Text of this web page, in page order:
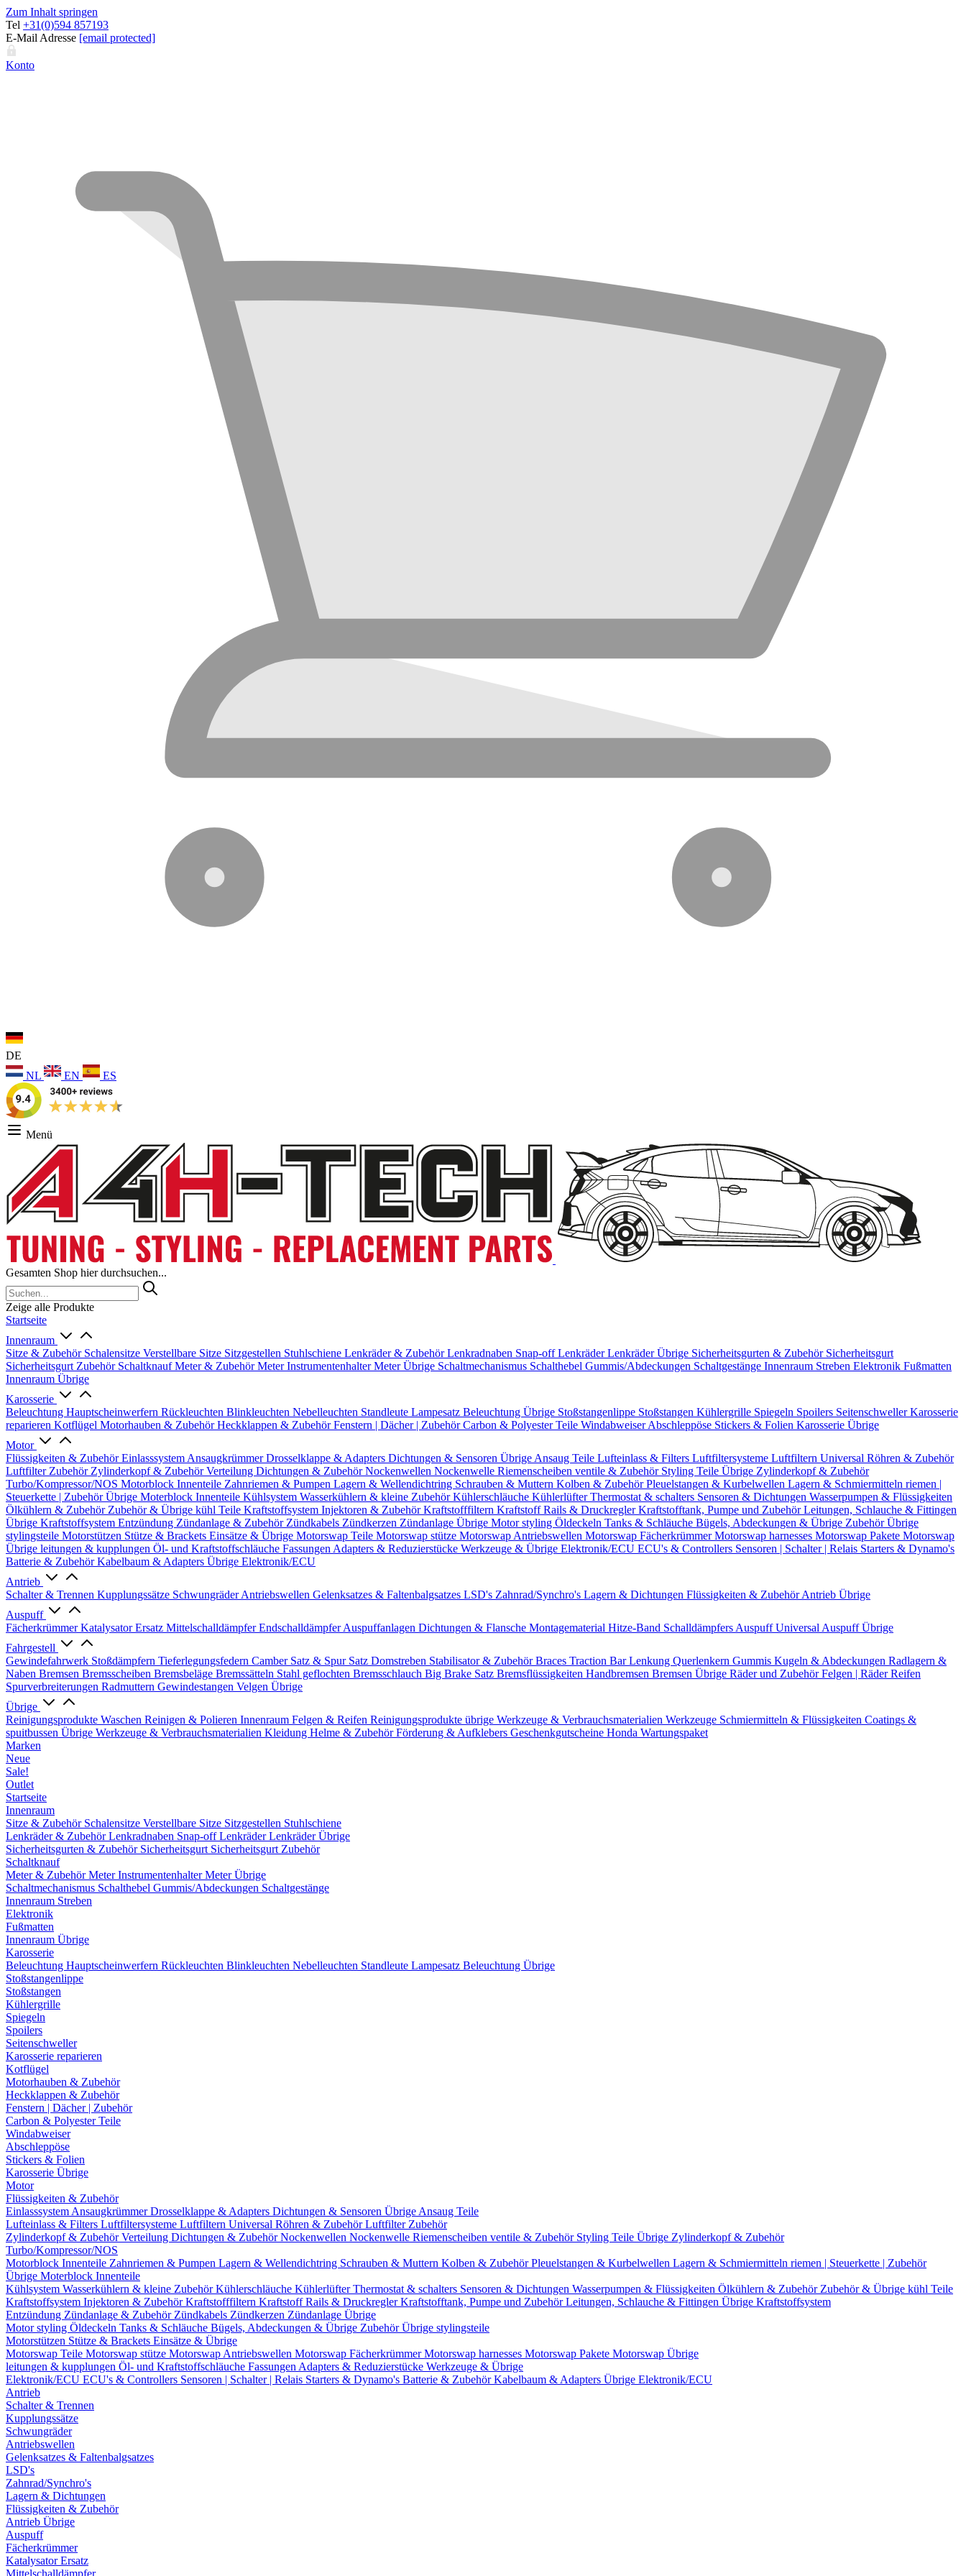
Zum Inhalt springen
Tel +31(0)594 857193
E-Mail Adresse [email protected]
Konto
DE
NL
EN ES
Menü
Gesamten Shop hier durchsuchen...
Zeige alle Produkte
Startseite
Innenraum
Sitze & Zubehör Schalensitze Verstellbare Sitze Sitzgestellen Stuhlschiene Lenkräder & ZubehörLenkradnaben Snap-offLenkräderLenkräder Übrige Sicherheitsgurten & Zubehör Sicherheitsgurt
Sicherheitsgurt Zubehör SchaltknaufMeter & ZubehörMeterInstrumentenhalterMeter Übrige Schaltmechanismus Schalthebel Gummis/Abdeckungen Schaltgestänge Innenraum Streben Elektronik Fußmatten
Innenraum Übrige
Karosserie
Beleuchtung Hauptscheinwerfern Rückleuchten Blinkleuchten Nebelleuchten Standleute Lampesatz Beleuchtung Übrige Stoßstangenlippe Stoßstangen Kühlergrille Spiegeln Spoilers SeitenschwellerKarosserie
reparieren Kotflügel Motorhauben & ZubehörHeckklappen & ZubehörFenstern | Dächer | ZubehörCarbon & Polyester Teile WindabweiserAbschleppöse Stickers & Folien Karosserie Übrige
Motor
Flüssigkeiten & ZubehörEinlasssystem AnsaugkrümmerDrosselklappe & Adapters Dichtungen & Sensoren Übrige Ansaug Teile Lufteinlass & Filters Luftfiltersysteme Luftfiltern Universal Röhren & Zubehör
Luftfilter Zubehör Zylinderkopf & ZubehörVerteilung Dichtungen & ZubehörNockenwellen Nockenwelle Riemenscheiben ventile & Zubehör Styling Teile Übrige Zylinderkopf & Zubehör
Turbo/Kompressor/NOS Motorblock Innenteile Zahnriemen & Pumpen Lagern & Wellendichtring Schrauben & Muttern Kolben & ZubehörPleuelstangen & Kurbelwellen Lagern & Schmiermitteln riemen |
Steuerkette | ZubehörÜbrige Moterblock Innenteile Kühlsystem Wasserkühlern & kleine ZubehörKühlerschläuche KühlerlüfterThermostat & schalters Sensoren & Dichtungen Wasserpumpen & Flüssigkeiten
Ölkühlern & Zubehör Zubehör & Übrige kühl Teile Kraftstoffsystem Injektoren & ZubehörKraftstofffiltern Kraftstoff Rails & DruckreglerKraftstofftank, Pumpe und ZubehörLeitungen, Schlauche & Fittingen
Übrige Kraftstoffsystem Entzündung Zündanlage & Zubehör Zündkabels Zündkerzen Zündanlage Übrige Motor styling Öldeckeln Tanks & Schläuche Bügels, Abdeckungen & Übrige ZubehörÜbrige
stylingsteile Motorstützen Stütze & Brackets Einsätze & Übrige Motorswap Teile Motorswap stütze Motorswap Antriebswellen Motorswap FächerkrümmerMotorswap harnesses Motorswap Pakete Motorswap
Übrige leitungen & kupplungen Öl- und Kraftstoffschläuche Fassungen Adapters & Reduzierstücke Werkzeuge & Übrige Elektronik/ECU ECU's & Controllers Sensoren | Schalter | Relais Starters & Dynamo's
Batterie & ZubehörKabelbaum & Adapters Übrige Elektronik/ECU
Antrieb
Schalter & Trennen Kupplungssätze SchwungräderAntriebswellen Gelenksatzes & Faltenbalgsatzes LSD's Zahnrad/Synchro's Lagern & Dichtungen Flüssigkeiten & ZubehörAntrieb Übrige
Auspuff
FächerkrümmerKatalysator Ersatz MittelschalldämpferEndschalldämpferAuspuffanlagen Dichtungen & Flansche Montagematerial Hitze-Band Schalldämpfers Auspuff Universal Auspuff Übrige
Fahrgestell
Gewindefahrwerk Stoßdämpfern Tieferlegungsfedern Camber Satz & Spur Satz Domstreben Stabilisator & ZubehörBraces Traction BarLenkung Querlenkern Gummis Kugeln & Abdeckungen Radlagern &
Naben Bremsen Bremsscheiben Bremsbeläge Bremssätteln Stahl geflochten Bremsschlauch Big Brake Satz Bremsflüssigkeiten Handbremsen Bremsen Übrige Räder und ZubehörFelgen | RäderReifen
Spurverbreiterungen Radmuttern Gewindestangen Velgen Übrige
Übrige
Reinigungsprodukte Waschen Reinigen & Polieren Innenraum Felgen & Reifen Reinigungsprodukte übrige Werkzeuge & Verbrauchsmaterialien Werkzeuge Schmiermitteln & Flüssigkeiten Coatings &
spuitbussen Übrige Werkzeuge & Verbrauchsmaterialien Kleidung Helme & ZubehörFörderung & Aufklebers Geschenkgutscheine Honda Wartungspaket
Marken
Neue
Sale!
Outlet
Startseite
Innenraum
Sitze & Zubehör Schalensitze Verstellbare Sitze Sitzgestellen Stuhlschiene
Lenkräder & ZubehörLenkradnaben Snap-offLenkräderLenkräder Übrige
Sicherheitsgurten & Zubehör Sicherheitsgurt Sicherheitsgurt Zubehör
Schaltknauf
Meter & ZubehörMeterInstrumentenhalterMeter Übrige
Schaltmechanismus Schalthebel Gummis/Abdeckungen Schaltgestänge
Innenraum Streben
Elektronik
Fußmatten
Innenraum Übrige
Karosserie
Beleuchtung Hauptscheinwerfern Rückleuchten Blinkleuchten Nebelleuchten Standleute Lampesatz Beleuchtung Übrige
Stoßstangenlippe
Stoßstangen
Kühlergrille
Spiegeln
Spoilers
Seitenschweller
Karosserie reparieren
Kotflügel
Motorhauben & Zubehör
Heckklappen & Zubehör
Fenstern | Dächer | Zubehör
Carbon & Polyester Teile
Windabweiser
Abschleppöse
Stickers & Folien
Karosserie Übrige
Motor
Flüssigkeiten & Zubehör
Einlasssystem AnsaugkrümmerDrosselklappe & Adapters Dichtungen & Sensoren Übrige Ansaug Teile
Lufteinlass & Filters Luftfiltersysteme Luftfiltern Universal Röhren & ZubehörLuftfilter Zubehör
Zylinderkopf & ZubehörVerteilung Dichtungen & ZubehörNockenwellen Nockenwelle Riemenscheiben ventile & Zubehör Styling Teile Übrige Zylinderkopf & Zubehör
Turbo/Kompressor/NOS
Motorblock Innenteile Zahnriemen & Pumpen Lagern & Wellendichtring Schrauben & Muttern Kolben & ZubehörPleuelstangen & Kurbelwellen Lagern & Schmiermitteln riemen | Steuerkette | Zubehör
Übrige Moterblock Innenteile
Kühlsystem Wasserkühlern & kleine ZubehörKühlerschläuche KühlerlüfterThermostat & schalters Sensoren & Dichtungen Wasserpumpen & Flüssigkeiten Ölkühlern & Zubehör Zubehör & Übrige kühl Teile
Kraftstoffsystem Injektoren & ZubehörKraftstofffiltern Kraftstoff Rails & DruckreglerKraftstofftank, Pumpe und ZubehörLeitungen, Schlauche & Fittingen Übrige Kraftstoffsystem
Entzündung Zündanlage & Zubehör Zündkabels Zündkerzen Zündanlage Übrige
Motor styling Öldeckeln Tanks & Schläuche Bügels, Abdeckungen & Übrige ZubehörÜbrige stylingsteile
Motorstützen Stütze & Brackets Einsätze & Übrige
Motorswap Teile Motorswap stütze Motorswap Antriebswellen Motorswap FächerkrümmerMotorswap harnesses Motorswap Pakete Motorswap Übrige
leitungen & kupplungen Öl- und Kraftstoffschläuche Fassungen Adapters & Reduzierstücke Werkzeuge & Übrige
Elektronik/ECU ECU's & Controllers Sensoren | Schalter | Relais Starters & Dynamo's Batterie & ZubehörKabelbaum & Adapters Übrige Elektronik/ECU
Antrieb
Schalter & Trennen
Kupplungssätze
Schwungräder
Antriebswellen
Gelenksatzes & Faltenbalgsatzes
LSD's
Zahnrad/Synchro's
Lagern & Dichtungen
Flüssigkeiten & Zubehör
Antrieb Übrige
Auspuff
Fächerkrümmer
Katalysator Ersatz
Mittelschalldämpfer